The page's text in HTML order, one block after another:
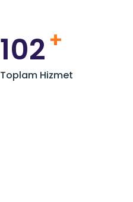
113+
Toplam Hizmet